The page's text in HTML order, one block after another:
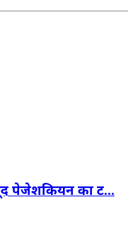
पेजेशकियन का ट...